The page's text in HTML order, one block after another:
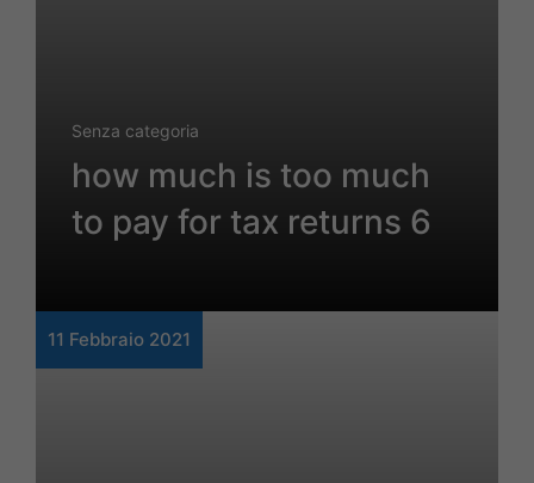
Senza categoria
how much is too much
to pay for tax returns 6
11 Febbraio 2021